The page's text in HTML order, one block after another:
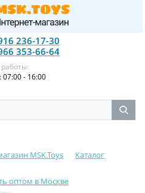
236-17-30
353-66-64
07:00 - 16:00
MSK.Toys
Каталог
оптом в Москве